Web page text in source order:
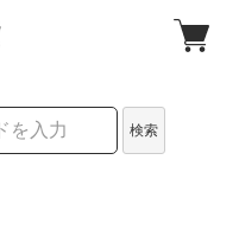
検索